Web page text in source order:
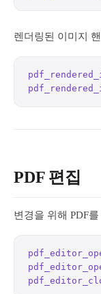
렌더링된 이미지
PDF 편집
변경을 위해 PDF